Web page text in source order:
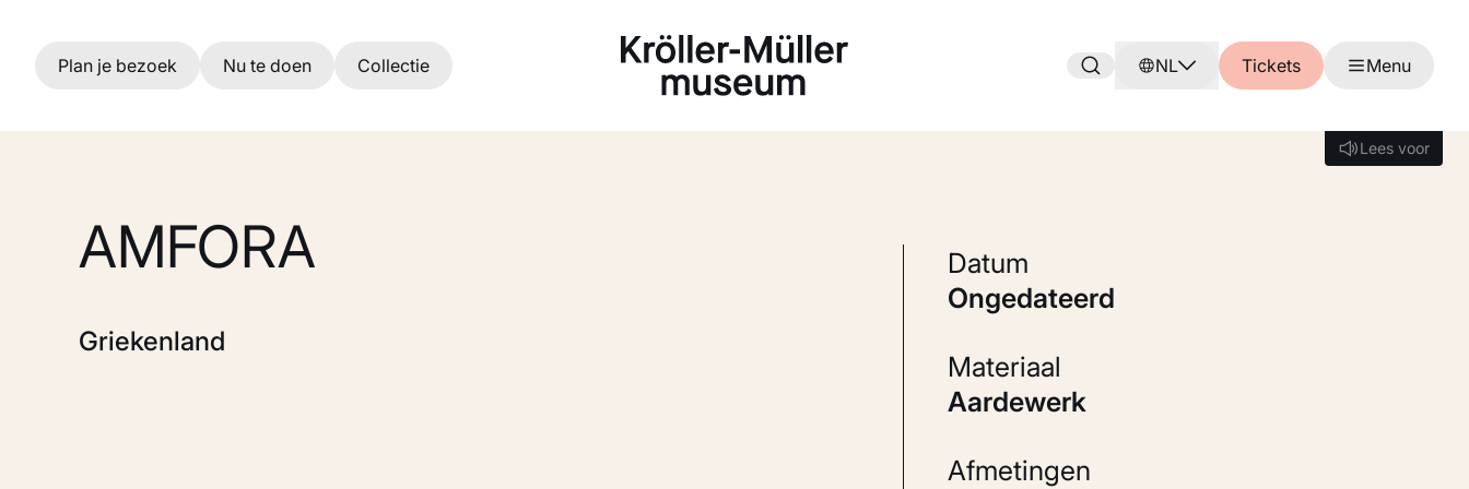
Ga naar hoofdinhoud
Plan je bezoek Nu te doen Collectie NL Tickets Menu
Lees voor
Lees voor
AMFORA
Griekenland
Datum
ongedateerd
Materiaal
Aardewerk
Afmetingen